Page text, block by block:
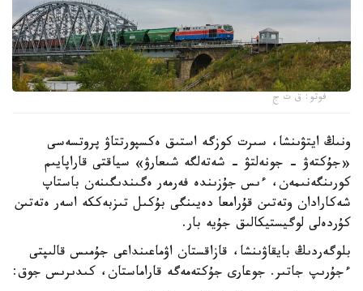
فوتو: ق ت ج
ونىڭ ايتۋىنشا، سىرت كوزگە استىق ەكسپورتتاۋ پروتسەسى
«جۇكتەۋ - جونەلتۋ - شەتەلگە شىعارۋ» سياقتى قاراپايىم
كورىنگەنىمەن، ءىس جۇزىندە فەرمەر ەگىندىگىنەن باستاپ
شەكارادان وتەتىن قۇرامعا دەيىنگى بۇكىل تىزبەككە اسەر ەتەتىن
كۇردەلى لوگيستيكالىق جۇيە بار.
بلوگەردىڭ بايقاۋىنشا، قازاقستان اۋماعىنداعى جۇمىس قالىپتى
ءجۇرىپ جاتىر. جوعارى جۇكتەمەگە قاراماستان، كىدىرىس جوق: